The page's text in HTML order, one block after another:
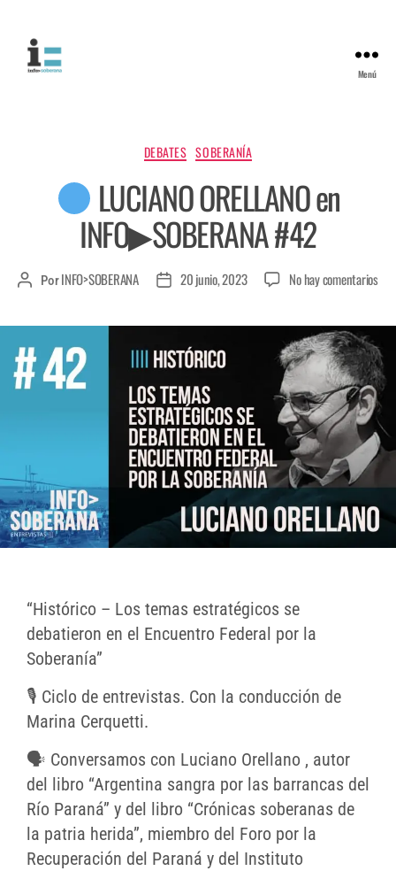
Menú
DEBATES SOBERANÍA
LUCIANO ORELLANO en
INFO▶SOBERANA #42
PorINFO>SOBERANA 20 junio, 2023 No hay comentarios
“Histórico – Los temas estratégicos se
debatieron en el Encuentro Federal por la
Soberanía”
🎙 Ciclo de entrevistas. Con la conducción de
Marina Cerquetti.
🗣 Conversamos con Luciano Orellano , autor
del libro “Argentina sangra por las barrancas del
Río Paraná” y del libro “Crónicas soberanas de
la patria herida”, miembro del Foro por la
Recuperación del Paraná y del Instituto